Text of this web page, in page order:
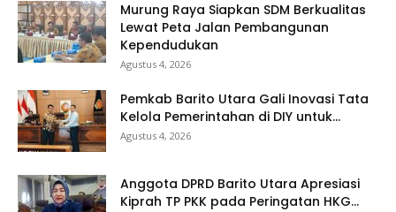
Murung Raya Siapkan SDM Berkualitas
Lewat Peta Jalan Pembangunan
Kependudukan
Agustus 4, 2026
Pemkab Barito Utara Gali Inovasi Tata
Kelola Pemerintahan di DIY untuk...
Agustus 4, 2026
Anggota DPRD Barito Utara Apresiasi
Kiprah TP PKK pada Peringatan HKG...